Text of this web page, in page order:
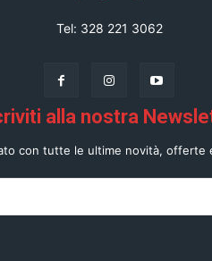
Tel: 328 221 3062
alla nostra
con tutte le ultime novità, offerte